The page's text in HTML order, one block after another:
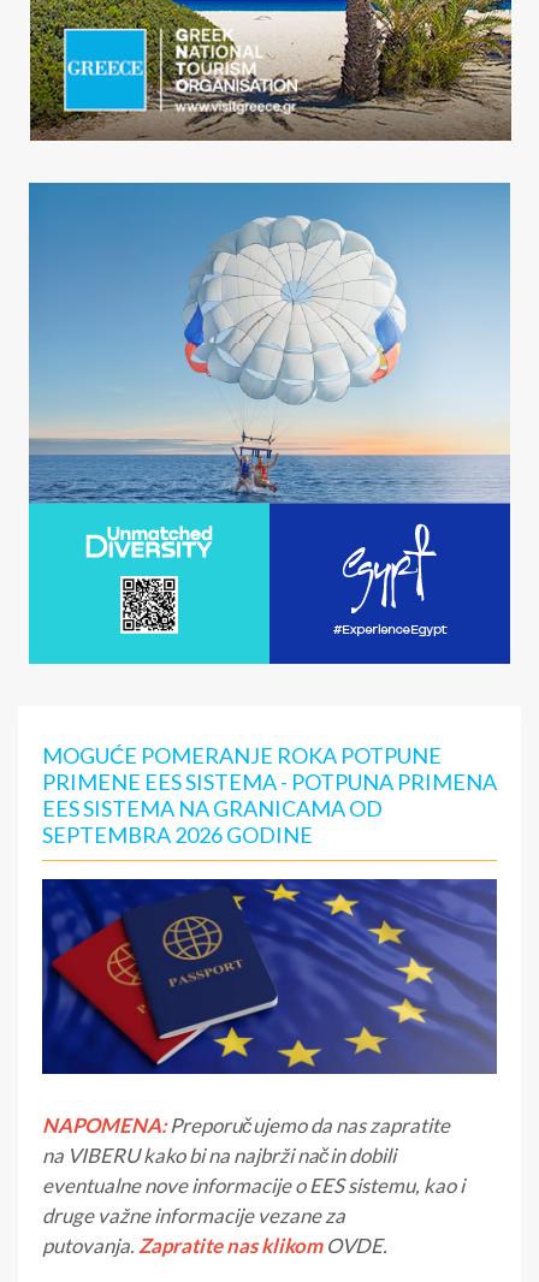
MOGUĆE POMERANJE ROKA POTPUNE
PRIMENE EES SISTEMA - POTPUNA PRIMENA
EES SISTEMA NA GRANICAMA OD
SEPTEMBRA 2026 GODINE
NAPOMENA:Preporučujemo da nas zapratite
na VIBERUkako bi na najbrži način dobili
eventualne nove informacije o EES sistemu, kao i
druge važne informacije vezane za
putovanja. Zapratite nas klikom OVDE.